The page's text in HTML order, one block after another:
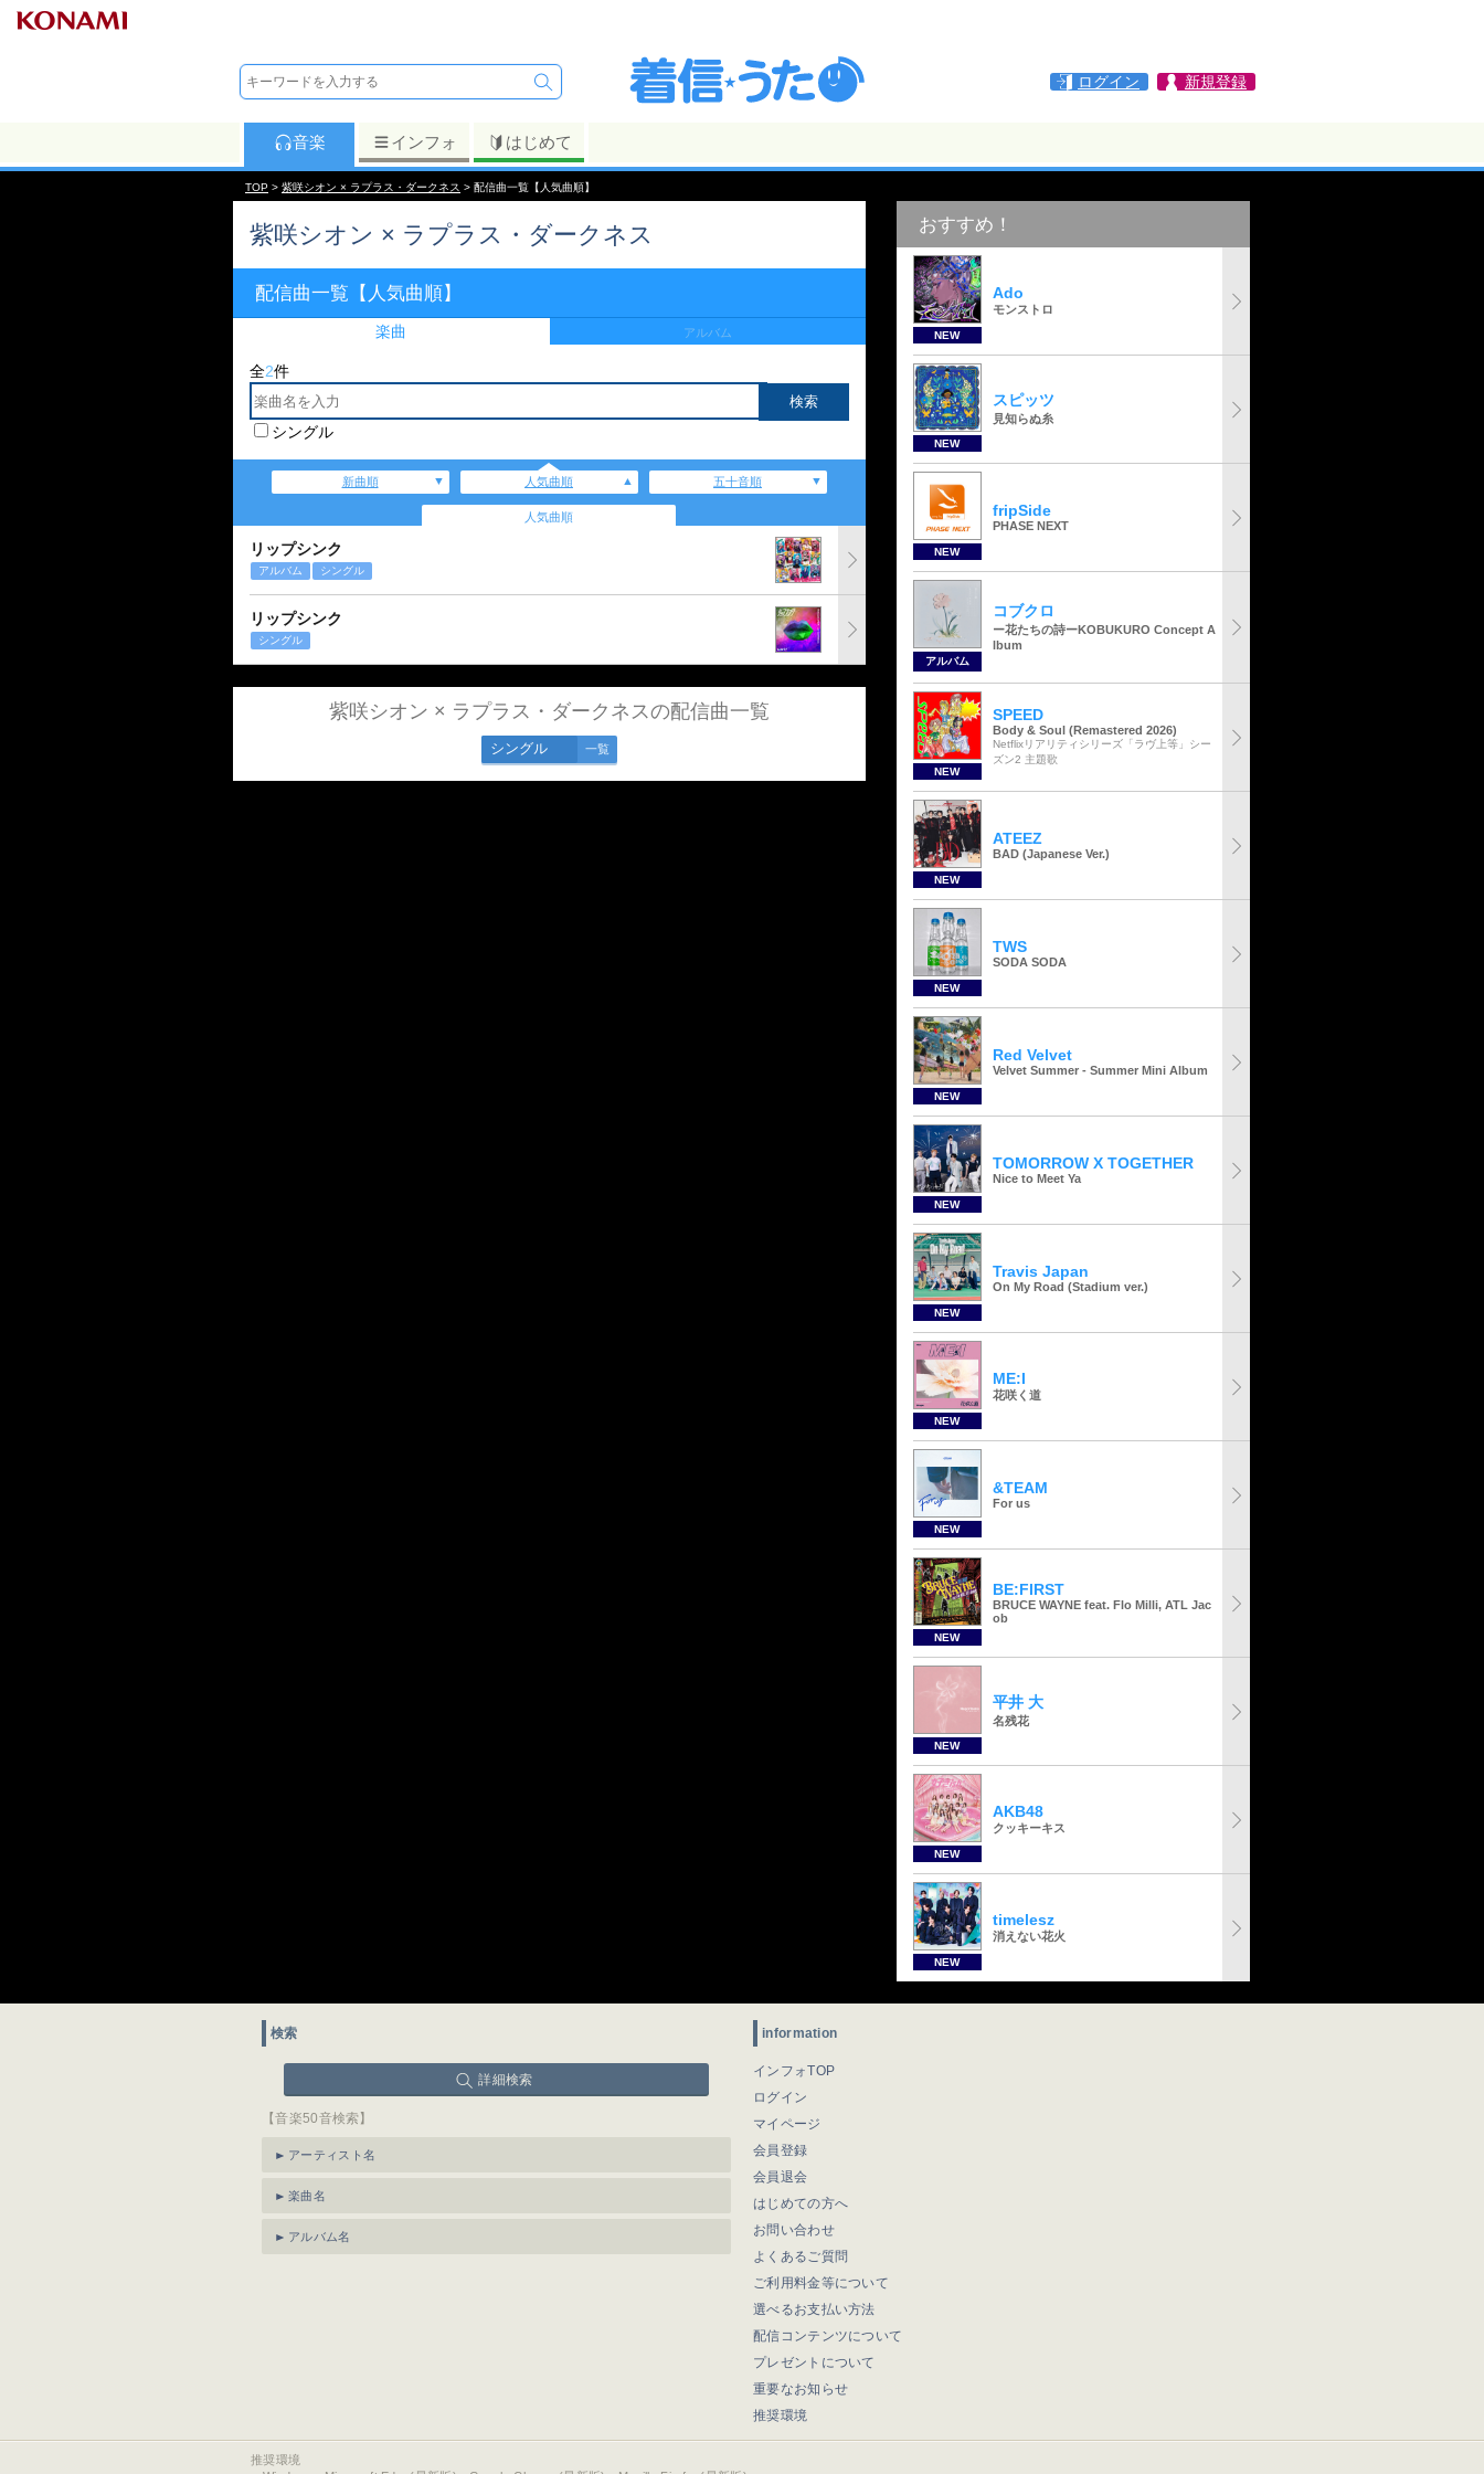
ログイン 新規登録
音楽 インフォ はじめて
TOP > 紫咲シオン × ラプラス・ダークネス > 配信曲一覧【人気曲順】
紫咲シオン × ラプラス・ダークネス
配信曲一覧【人気曲順】
楽曲 アルバム
全2件
シングル
新曲順 人気曲順 五十音順
人気曲順
リップシンク
アルバム シングル
リップシンク
シングル
紫咲シオン × ラプラス・ダークネスの配信曲一覧
シングル 一覧
おすすめ！
NEW
Ado
モンストロ
NEW
スピッツ
見知らぬ糸
NEW
fripSide
PHASE NEXT
アルバム
コブクロ
ー花たちの詩ーKOBUKURO Concept A
lbum
NEW
SPEED
Body & Soul (Remastered 2026)
Netflixリアリティシリーズ「ラヴ上等」シー
ズン2 主題歌
NEW
ATEEZ
BAD (Japanese Ver.)
NEW
TWS
SODA SODA
NEW
Red Velvet
Velvet Summer - Summer Mini Album
NEW
TOMORROW X TOGETHER
Nice to Meet Ya
NEW
Travis Japan
On My Road (Stadium ver.)
NEW
ME:I
花咲く道
NEW
&TEAM
For us
NEW
BE:FIRST
BRUCE WAYNE feat. Flo Milli, ATL Jac
ob
NEW
平井 大
名残花
NEW
AKB48
クッキーキス
NEW
timelesz
消えない花火
検索
詳細検索
【音楽50音検索】
アーティスト名
楽曲名
アルバム名
information
インフォTOP
ログイン
マイページ
会員登録
会員退会
はじめての方へ
お問い合わせ
よくあるご質問
ご利用料金等について
選べるお支払い方法
配信コンテンツについて
プレゼントについて
重要なお知らせ
推奨環境
推奨環境